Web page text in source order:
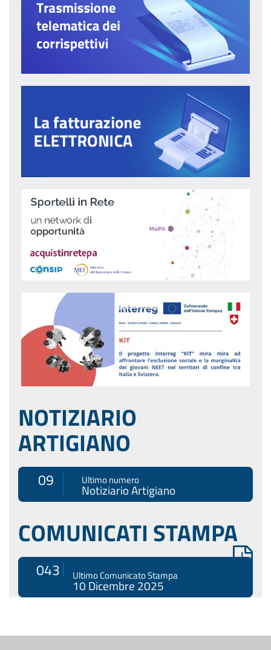
NOTIZIARIO
ARTIGIANO
09 Ultimo numero
Notiziario Artigiano
COMUNICATI STAMPA
043 Ultimo Comunicato Stampa
10 Dicembre 2025